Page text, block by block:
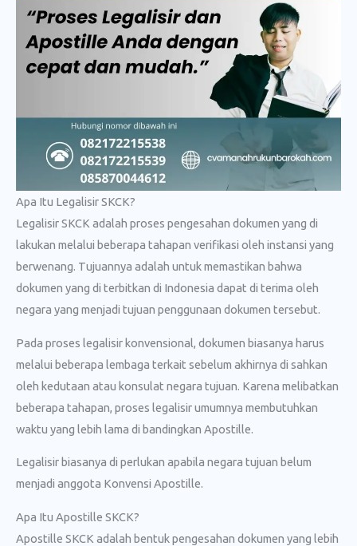
Apa Itu Legalisir SKCK?
Legalisir SKCK adalah proses pengesahan dokumen yang di
lakukan melalui beberapa tahapan verifikasi oleh instansi yang
berwenang. Tujuannya adalah untuk memastikan bahwa
dokumen yang di terbitkan di Indonesia dapat di terima oleh
negara yang menjadi tujuan penggunaan dokumen tersebut.
Pada proses legalisir konvensional, dokumen biasanya harus
melalui beberapa lembaga terkait sebelum akhirnya di sahkan
oleh kedutaan atau konsulat negara tujuan. Karena melibatkan
beberapa tahapan, proses legalisir umumnya membutuhkan
waktu yang lebih lama di bandingkan Apostille.
Legalisir biasanya di perlukan apabila negara tujuan belum
menjadi anggota Konvensi Apostille.
Apa Itu Apostille SKCK?
Apostille SKCK adalah bentuk pengesahan dokumen yang lebih